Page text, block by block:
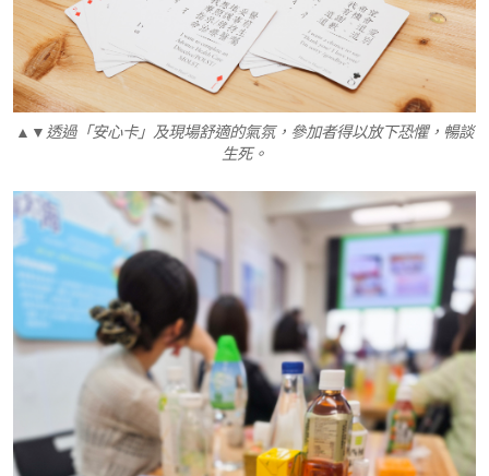
▲▼透過「安心卡」及現場舒適的氣氛，參加者得以放下恐懼，暢談
生死。